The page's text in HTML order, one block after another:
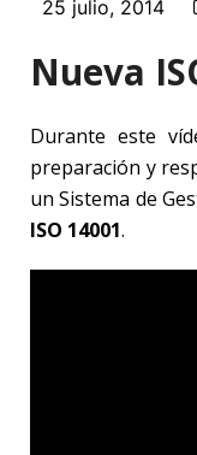
25 julio, 2014
Nueva
Durante este
preparación y
un Sistema de
ISO 14001.